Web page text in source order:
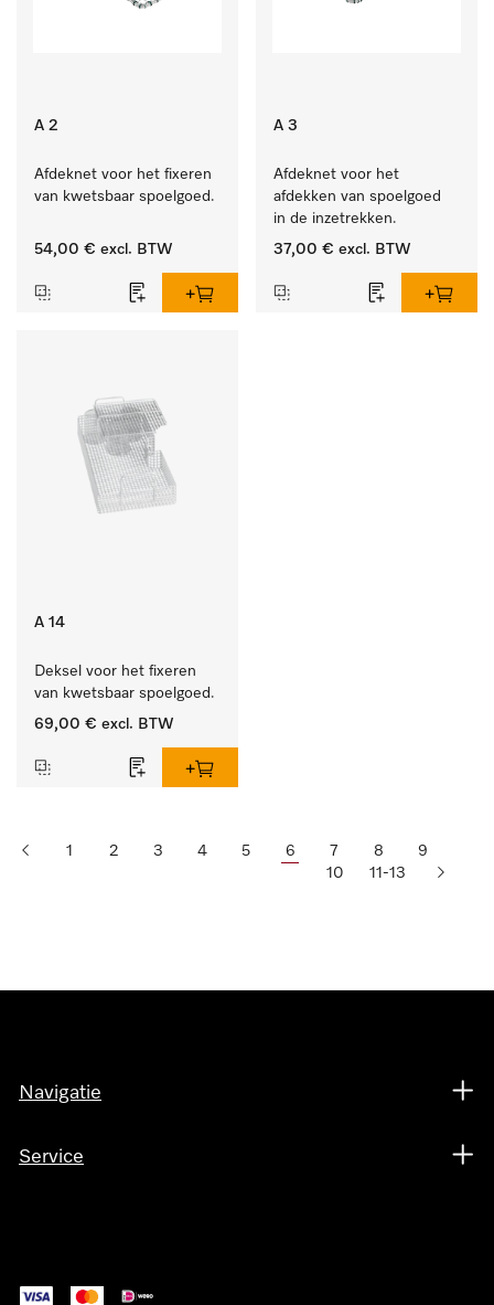
A 2
Afdeknet voor het fixeren
van kwetsbaar spoelgoed.
54,00 € excl. BTW
A 3
Afdeknet voor het
afdekken van spoelgoed
in de inzetrekken.
37,00 € excl. BTW
A 14
Deksel voor het fixeren
van kwetsbaar spoelgoed.
69,00 € excl. BTW
1 2 3 4 5 6 7 8
9
10
11-13
Navigatie
Service